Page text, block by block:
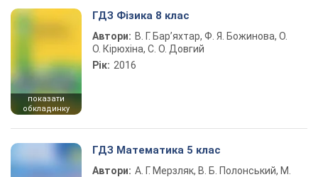
показати
обкладинку
ГДЗ Фізика 8 клас
Автори: В. Г. Бар’яхтар, Ф. Я. Божинова, О.
О. Кірюхіна, С. О. Довгий
Рік: 2016
ГДЗ Математика 5 клас
Автори: А. Г. Мерзляк, В. Б. Полонський, М.